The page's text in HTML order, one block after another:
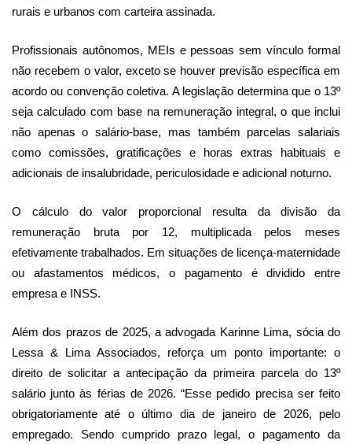
rurais e urbanos com carteira assinada.
Profissionais autônomos, MEIs e pessoas sem vínculo formal
não recebem o valor, exceto se houver previsão específica em
acordo ou convenção coletiva. A legislação determina que o 13º
seja calculado com base na remuneração integral, o que inclui
não apenas o salário-base, mas também parcelas salariais
como comissões, gratificações e horas extras habituais e
adicionais de insalubridade, periculosidade e adicional noturno.
O cálculo do valor proporcional resulta da divisão da
remuneração bruta por 12, multiplicada pelos meses
efetivamente trabalhados. Em situações de licença-maternidade
ou afastamentos médicos, o pagamento é dividido entre
empresa e INSS.
Além dos prazos de 2025, a advogada Karinne Lima, sócia do
Lessa & Lima Associados, reforça um ponto importante: o
direito de solicitar a antecipação da primeira parcela do 13º
salário junto às férias de 2026. “Esse pedido precisa ser feito
obrigatoriamente até o último dia de janeiro de 2026, pelo
empregado. Sendo cumprido prazo legal, o pagamento da